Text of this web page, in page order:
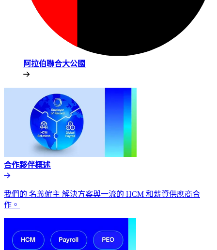
阿拉伯聯合大公國​​
合作夥伴概述​​
我們的 名義僱主 解決方案與一流的 HCM 和薪資供應商合
作。​​